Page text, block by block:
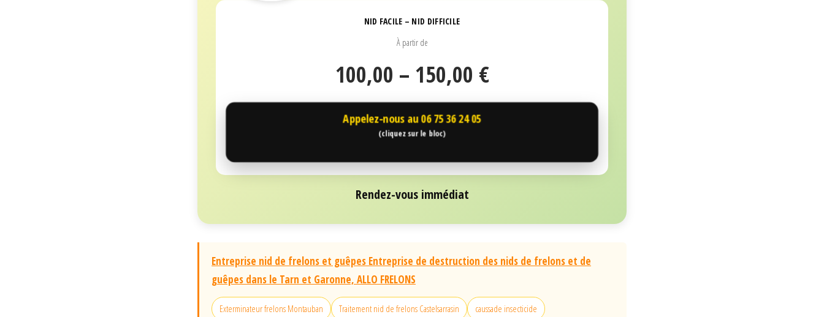
NID FACILE – NID DIFFICILE
À partir de
100,00 – 150,00 €
Appelez-nous au06 75 36 24 05
(cliquez sur le bloc)
Rendez-vous immédiat
Entreprise nid de frelons et guêpes Entreprise de destruction des nids de frelons et de
guêpes dans le Tarn et Garonne, ALLO FRELONS
Exterminateur frelons Montauban Traitement nid de frelons Castelsarrasin caussade insecticide